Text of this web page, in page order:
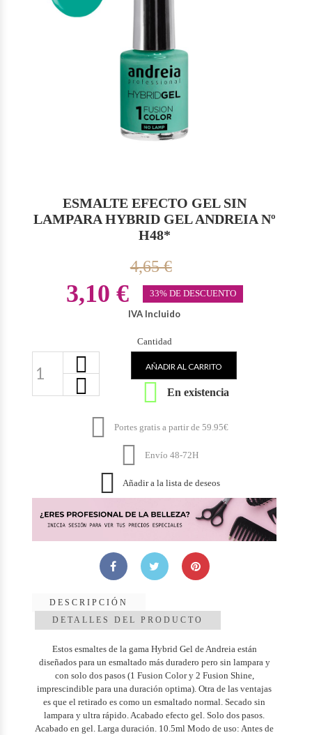
ESMALTE EFECTO GEL SIN
LAMPARA HYBRID GEL ANDREIA Nº
H48*
4,65 €
3,10 € 33% DE DESCUENTO
IVA Incluido
Cantidad
AÑADIR AL CARRITO
 En existencia
 Portes gratis a partir de 59.95€
 Envío 48-72H
 Añadir a la lista de deseos
DESCRIPCIÓN
DETALLES DEL PRODUCTO
Estos esmaltes de la gama Hybrid Gel de Andreia están
diseñados para un esmaltado más duradero pero sin lampara y
con solo dos pasos (1 Fusion Color y 2 Fusion Shine,
imprescindible para una duración optima). Otra de las ventajas
es que el retirado es como un esmaltado normal. Secado sin
lampara y ultra rápido. Acabado efecto gel. Solo dos pasos.
Acabado en gel. Larga duración. 10.5ml Modo de uso: Antes de